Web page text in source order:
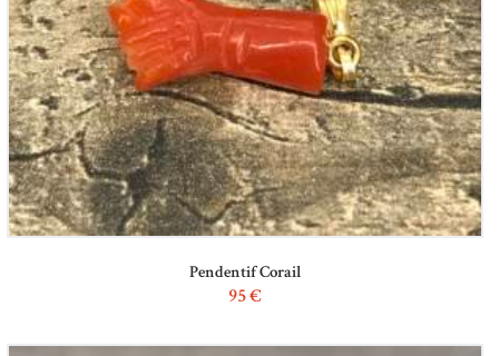
Pendentif Corail
95€